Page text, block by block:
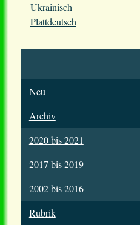
Ukrainisch
Plattdeutsch
Neu
Archiv
2020 bis 2021
2017 bis 2019
2002 bis 2016
Rubrik